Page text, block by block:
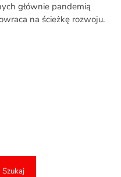
głównie pandemią
na ścieżkę rozwoju.
Szukaj